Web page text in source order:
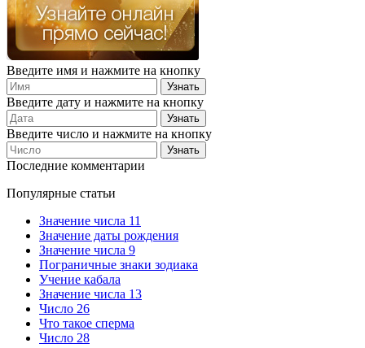
Введите имя и нажмите на кнопку
Введите дату и нажмите на кнопку
Введите число и нажмите на кнопку
Последние комментарии
Популярные статьи
Значение числа 11
Значение даты рождения
Значение числа 9
Пограничные знаки зодиака
Учение кабала
Значение числа 13
Число 26
Что такое сперма
Число 28